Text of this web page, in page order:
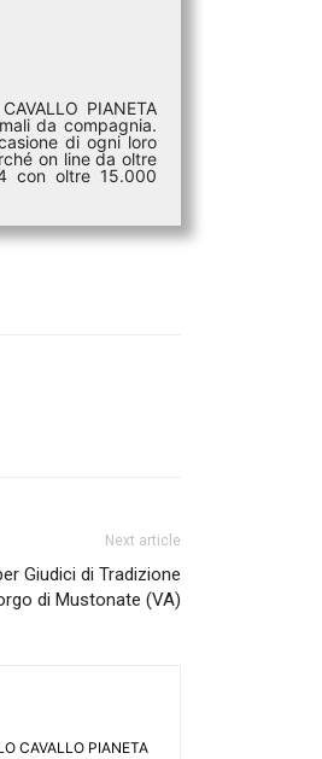
PIANETA
da compagnia.
di ogni loro
on line da oltre
con oltre 15.000
Next article
Giudici di Tradizione
di Mustonate (VA)
CAVALLO PIANETA